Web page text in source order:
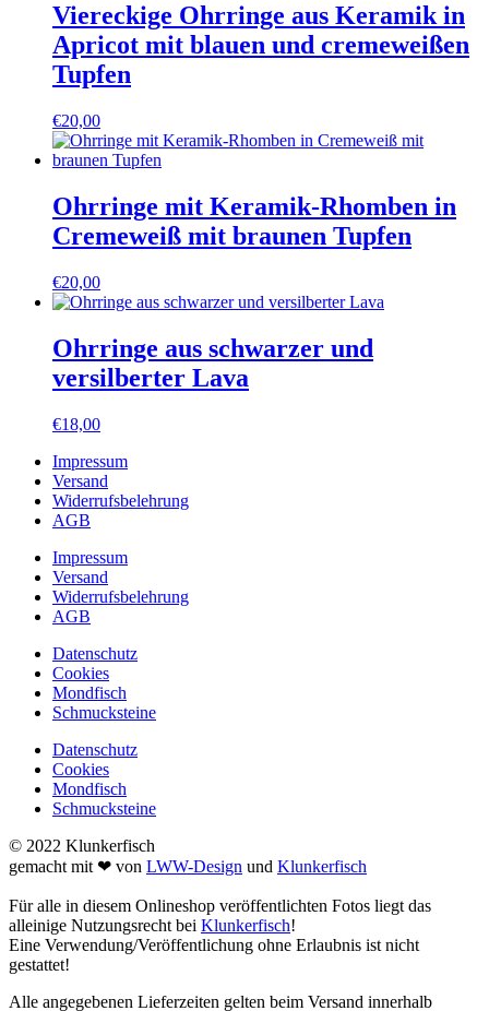
Viereckige Ohrringe aus Keramik in
Apricot mit blauen und cremeweißen
Tupfen
€20,00
Ohrringe mit Keramik-Rhomben in
Cremeweiß mit braunen Tupfen
€20,00
Ohrringe aus schwarzer und
versilberter Lava
€18,00
Impressum
Versand
Widerrufsbelehrung
AGB
Impressum
Versand
Widerrufsbelehrung
AGB
Datenschutz
Cookies
Mondfisch
Schmucksteine
Datenschutz
Cookies
Mondfisch
Schmucksteine
© 2022 Klunkerfisch
gemacht mit ❤ von LWW-Design und Klunkerfisch
Für alle in diesem Onlineshop veröffentlichten Fotos liegt das
alleinige Nutzungsrecht bei Klunkerfisch!
Eine Verwendung/Veröffentlichung ohne Erlaubnis ist nicht
gestattet!
Alle angegebenen Lieferzeiten gelten beim Versand innerhalb